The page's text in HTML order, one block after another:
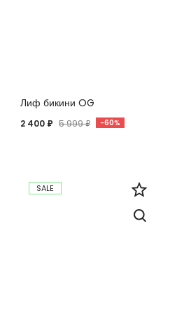
Лиф бикини OG
2 400 ₽ 5 999 ₽ -60%
SALE